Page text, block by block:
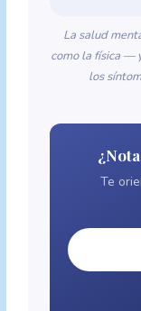
La salud
como la física —
los
Te